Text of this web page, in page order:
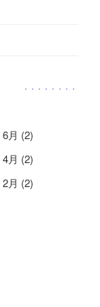
月 (2)
月 (2)
月 (2)